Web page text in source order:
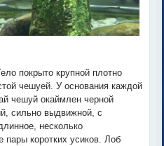
покрыто крупной плотно
чешуей. У основания каждой
чешуй окаймлен черной
сильно выдвижной, с
несколько
пары коротких усиков. Лоб